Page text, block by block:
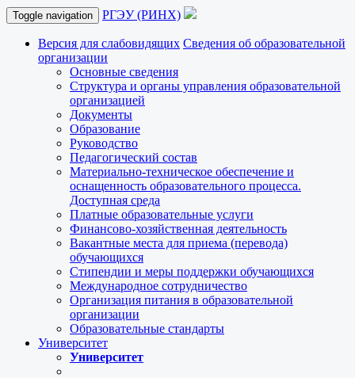
Toggle navigation РГЭУ (РИНХ)
Версия для слабовидящих Сведения об образовательной
организации
Основные сведения
Структура и органы управления образовательной
организацией
Документы
Образование
Руководство
Педагогический состав
Материально-техническое обеспечение и
оснащенность образовательного процесса.
Доступная среда
Платные образовательные услуги
Финансово-хозяйственная деятельность
Вакантные места для приема (перевода)
обучающихся
Стипендии и меры поддержки обучающихся
Международное сотрудничество
Организация питания в образовательной
организации
Образовательные стандарты
Университет
Университет